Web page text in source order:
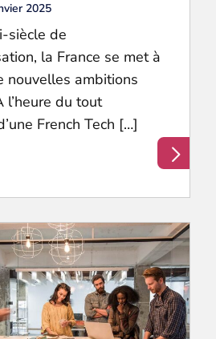
2025
siècle de
la France se met à
nouvelles ambitions
l’heure du tout
French Tech […]